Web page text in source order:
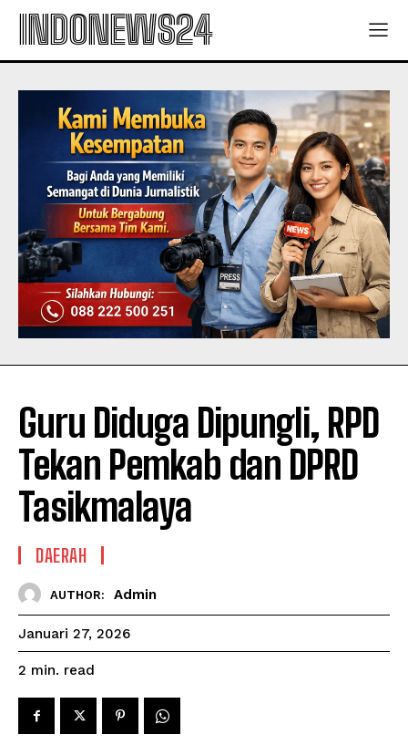
INDONEWS24
Guru Diduga Dipungli, RPD
Tekan Pemkab dan DPRD
Tasikmalaya
DAERAH
AUTHOR: Admin
Januari 27, 2026
2 min. read